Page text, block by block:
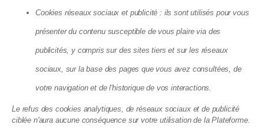
Syndic Annecy
Syndic Annemasse
Syndic Bordeaux
Syndic Brest
Syndic Colombes
Syndic Grenoble
Syndic Lille
Syndic Lyon
Syndic Marseille
Syndic Montpellier
Syndic Nice
Syndic Paris
Cookies réseaux sociaux et publicité : ils sont utilisés pour vous
présenter du contenu susceptible de vous plaire via des
publicités, y compris sur des sites tiers et sur les réseaux
sociaux, sur la base des pages que vous avez consultées, de
votre navigation et de l'historique de vos interactions.
Le refus des cookies analytiques, de réseaux sociaux et de publicité
ciblée n'aura aucune conséquence sur votre utilisation de la Plateforme.